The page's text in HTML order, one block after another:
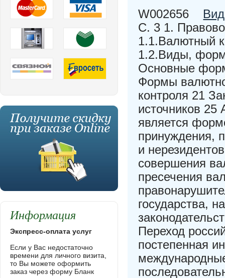
W002656
С. 3 1.
1.1.Валютный
1.2.Виды,
Основные
Формы
контроля 21
источников
является
принуждения,
и
совершения
пресечения
государства,
Переход
постепенная
Информация
Экспресс-оплата услуг
Если у Вас недостаточно
времени для личного визита,
то Вы можете оформить
заказ через форму Бланк